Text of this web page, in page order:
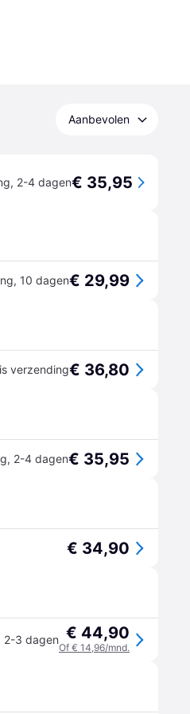
Aanbevolen
, 2-4 dagen€ 35,95
, 10 dagen€ 29,99
verzending€ 36,80
, 2-4 dagen€ 35,95
€ 34,90
2-3 dagen € 44,90
Of € 14,96/mnd.